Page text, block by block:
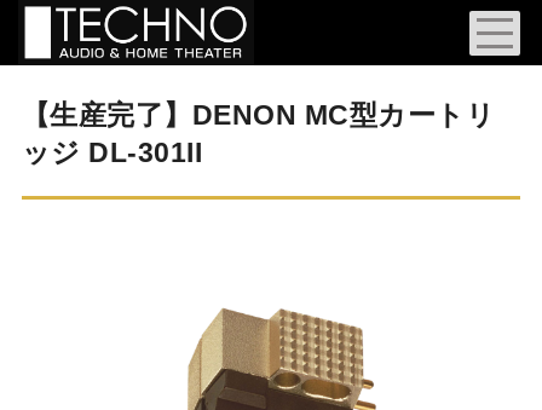
【生産完了】DENON MC型カートリ
ッジ DL-301II